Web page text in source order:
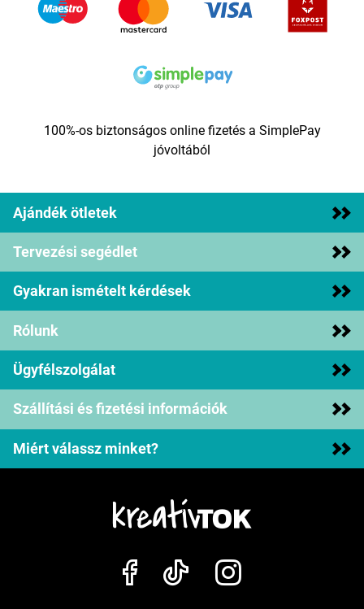
100%-os biztonságos online fizetés a SimplePay
jóvoltából
Ajándék ötletek
Tervezési segédlet
Gyakran ismételt kérdések
Rólunk
Ügyfélszolgálat
Szállítási és fizetési információk
Miért válassz minket?